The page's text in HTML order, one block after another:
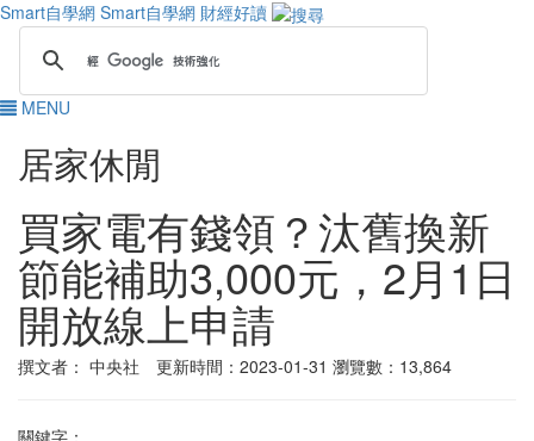
Smart自學網 Smart自學網 財經好讀
MENU
居家休閒
買家電有錢領？汰舊換新
節能補助3,000元，2月1日
開放線上申請
撰文者： 中央社 更新時間：2023-01-31 瀏覽數：13,864